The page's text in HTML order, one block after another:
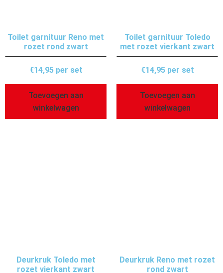
Toilet garnituur Reno met
rozet rond zwart
€14,95 per set
Toevoegen aan
winkelwagen
Toilet garnituur Toledo
met rozet vierkant zwart
€14,95 per set
Toevoegen aan
winkelwagen
Deurkruk Toledo met
rozet vierkant zwart
Deurkruk Reno met rozet
rond zwart